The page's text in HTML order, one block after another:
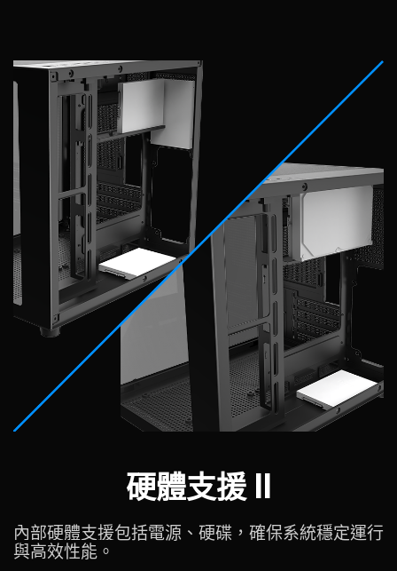
硬體支援 II
內部硬體支援包括電源、硬碟，確保系統穩定運行
與高效性能。